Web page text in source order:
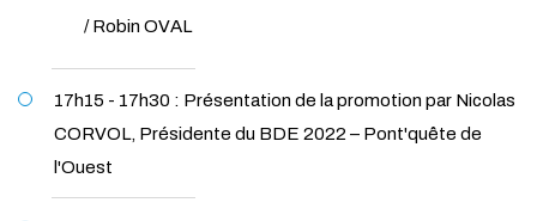
/ Robin OVAL
17h15 - 17h30 : Présentation de la promotion par Nicolas
CORVOL, Présidente du BDE 2022 – Pont'quête de
l'Ouest